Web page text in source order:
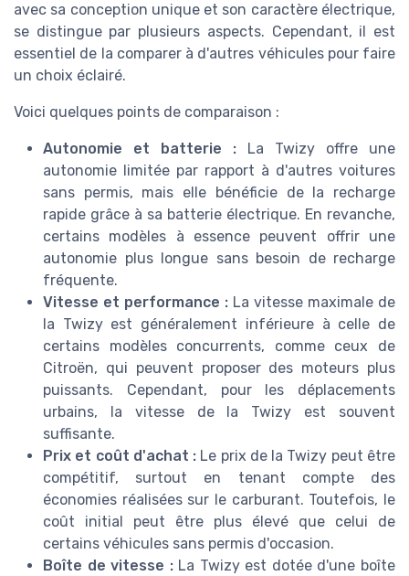
avec sa conception unique et son caractère électrique,
se distingue par plusieurs aspects. Cependant, il est
essentiel de la comparer à d'autres véhicules pour faire
un choix éclairé.
Voici quelques points de comparaison :
Autonomie et batterie : La Twizy offre une
autonomie limitée par rapport à d'autres voitures
sans permis, mais elle bénéficie de la recharge
rapide grâce à sa batterie électrique. En revanche,
certains modèles à essence peuvent offrir une
autonomie plus longue sans besoin de recharge
fréquente.
Vitesse et performance : La vitesse maximale de
la Twizy est généralement inférieure à celle de
certains modèles concurrents, comme ceux de
Citroën, qui peuvent proposer des moteurs plus
puissants. Cependant, pour les déplacements
urbains, la vitesse de la Twizy est souvent
suffisante.
Prix et coût d'achat : Le prix de la Twizy peut être
compétitif, surtout en tenant compte des
économies réalisées sur le carburant. Toutefois, le
coût initial peut être plus élevé que celui de
certains véhicules sans permis d'occasion.
Boîte de vitesse :La Twizy est dotée d'une boîte